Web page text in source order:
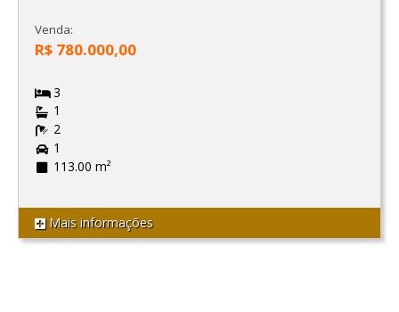
Venda:
R$ 780.000,00
3
1
2
1
113.00 m²
Mais informações